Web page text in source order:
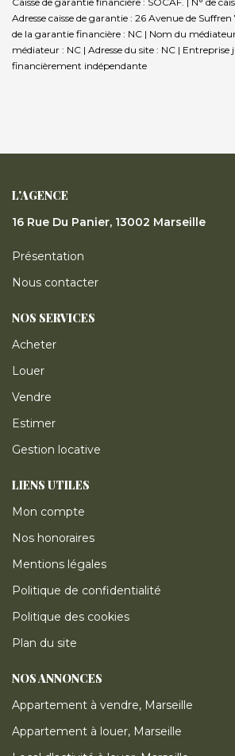
Adresse caisse de garantie : 26 Avenue de
de la garantie financière : NC | Nom du
médiateur : NC | Adresse du site : NC | Entreprise
financièrement indépendante
L'AGENCE
16 Rue Du Panier, 13002 Marseille
Présentation
Nous contacter
NOS SERVICES
Acheter
Louer
Vendre
Estimer
Gestion locative
LIENS UTILES
Mon compte
Nos honoraires
Mentions légales
Politique de confidentialité
Politique des cookies
Plan du site
NOS ANNONCES
Appartement à vendre, Marseille
Appartement à louer, Marseille